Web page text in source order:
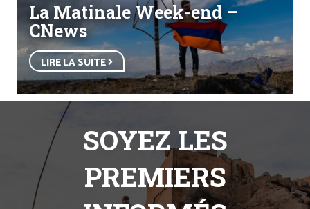
La Matinale Week-end –
CNews
LIRE LA SUITE
SOYEZ LES
PREMIERS